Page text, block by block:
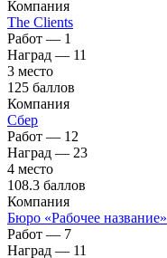
Компания
The Clients
Работ — 1
Наград — 11
3 место
125 баллов
Компания
Сбер
Работ — 12
Наград — 23
4 место
108.3 баллов
Компания
Бюро «Рабочее название»
Работ — 7
Наград — 11